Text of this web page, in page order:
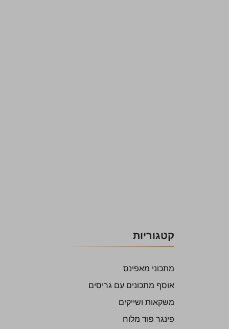
קטגוריות
מתכוני מאפינס
אוסף מתכונים עם גריסים
משקאות ושייקים
פינגר פוד מלוח